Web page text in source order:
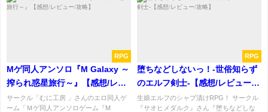
RPG
Mゲ同人アンソロ『M Galaxy ～
搾られ惑星旅行～』【感想/レビ
ュー/攻略】
サークル「むに工房 」さんのエロ同人ゲ
ーム「Ｍゲ同人アンソロゲーム『M
RPG
堕ちなどしないっ！-世俗知らず
のエルフ剣士-【感想/レビュー/
攻略】
生娘エルフのシャブ漬けRPG！ サークル
『サオヒメダルク』さん『堕ちなどしな